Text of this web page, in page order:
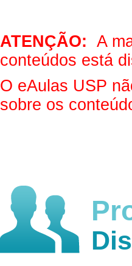
ATENÇÃO: A
conteúdos está
O eAulas USP
sobre os